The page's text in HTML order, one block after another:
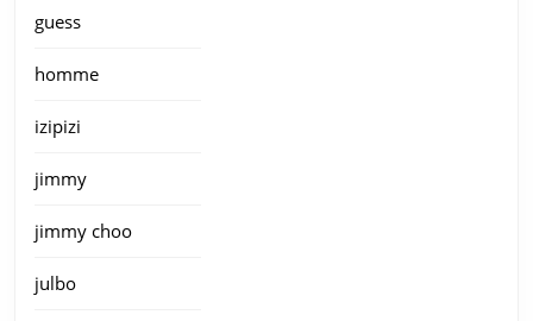
guess
homme
izipizi
jimmy
jimmy choo
julbo